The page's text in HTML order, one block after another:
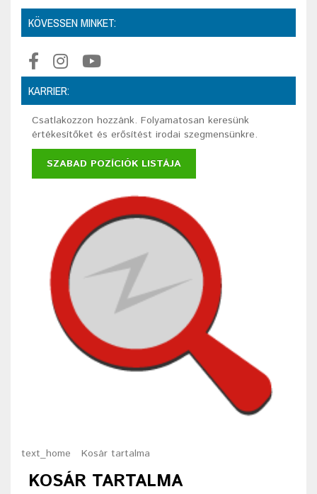
KÖVESSEN MINKET:
KARRIER:
Csatlakozzon hozzánk. Folyamatosan keresünk
értékesítőket és erősítést irodai szegmensünkre.
SZABAD POZÍCIÓK LISTÁJA
text_home Kosár tartalma
KOSÁR TARTALMA